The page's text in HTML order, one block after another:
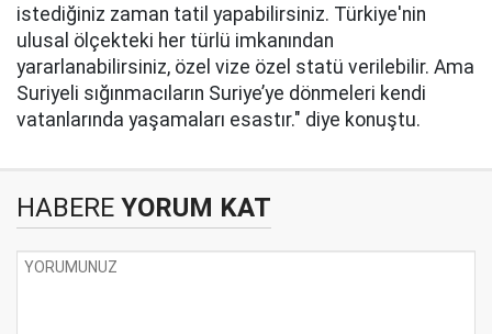
istediğiniz zaman tatil yapabilirsiniz. Türkiye'nin
ulusal ölçekteki her türlü imkanından
yararlanabilirsiniz, özel vize özel statü verilebilir. Ama
Suriyeli sığınmacıların Suriye’ye dönmeleri kendi
vatanlarında yaşamaları esastır." diye konuştu.
HABERE YORUM KAT